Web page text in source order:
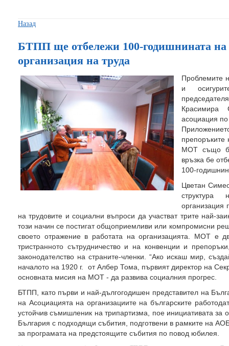
Назад
БТПП ще отбележи 100-годишнината
организация на труда
Проблемите
и
Красимира
асоциация
препоръките
МОТ също
връзка бе
100-
Цветан
структура
организация
на трудовите и социални въпроси да участват трите най-
този начин се постигат общоприемливи или компромисни
своето отражение в работата на организацията. МОТ е
тристранното сътрудничество и на конвенции и
законодателство на страните-членки. “Ако искаш мир,
началото на 1920 г. от Албер Тома, първият директор на
основната мисия на МОТ - да развива социалния прогрес.
БТПП, като първи и най-дългогодишен представител на
на Асоциацията на организациите на българските
устойчив съмишленик на трипартизма, пое инициативата
България с подходящи събития, подготвени в рамките на
за програмата на предстоящите събития по повод юбилея.